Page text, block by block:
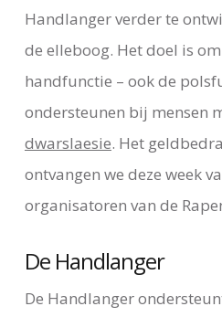
Handlanger verder te
de elleboog. Het doel is
handfunctie – ook de
ondersteunen bij mensen
dwarslaesie. Het
ontvangen we deze week
organisatoren van de
De Handlanger
De Handlanger